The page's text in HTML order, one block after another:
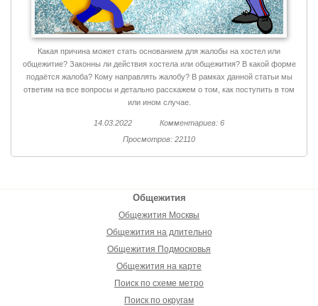
Какая причина может стать основанием для жалобы на хостел или
общежитие? Законны ли действия хостела или общежития? В какой форме
подаётся жалоба? Кому направлять жалобу? В рамках данной статьи мы
ответим на все вопросы и детально расскажем о том, как поступить в том
или ином случае.
14.03.2022
Комментариев: 6
Просмотров: 22110
Общежития
Общежития Москвы
Общежития на длительно
Общежития Подмосковья
Общежития на карте
Поиск по схеме метро
Поиск по округам